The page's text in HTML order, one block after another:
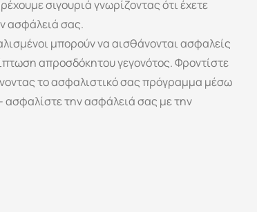
σιγουριά γνωρίζοντας ότι έχετε
ασφάλειά σας.
μπορούν να αισθάνονται ασφαλείς
απροσδόκητου γεγονότος. Φροντίστε
το ασφαλιστικό σας πρόγραμμα μέσω
την ασφάλειά σας με την